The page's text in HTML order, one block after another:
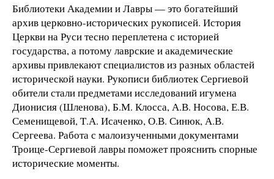
Библиотеки Академии и Лавры — это богатейший
архив церковно-исторических рукописей. История
Церкви на Руси тесно переплетена с историей
государства, а потому лаврские и академические
архивы привлекают специалистов из разных областей
исторической науки. Рукописи библиотек Сергиевой
обители стали предметами исследований игумена
Дионисия (Шленова), Б.М. Клосса, А.В. Носова, Е.В.
Семенищевой, Т.А. Исаченко, О.В. Синюк, А.В.
Сергеева. Работа с малоизученными документами
Троице-Сергиевой лавры поможет прояснить спорные
исторические моменты.